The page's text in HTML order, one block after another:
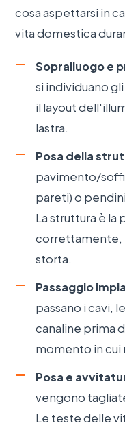
cosa aspettarsi in
vita domestica
Sopralluogo e
si individuano
il layout
lastra.
Posa della
pavimento/
pareti) o
La struttura è la
correttamente,
storta.
Passaggio
passano i cavi,
canaline prima
momento in cui
Posa e
vengono
Le teste delle